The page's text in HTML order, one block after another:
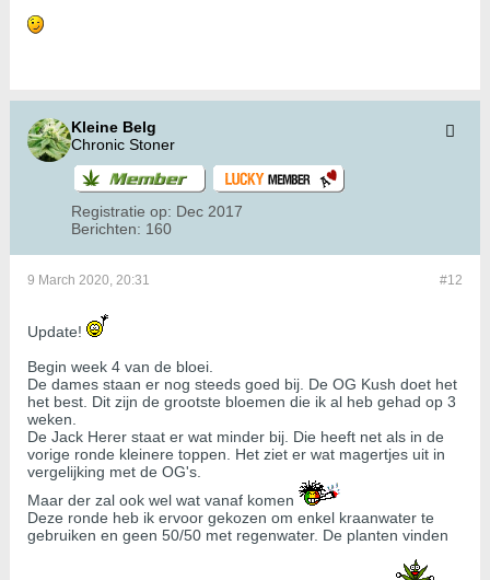
Kleine Belg
Chronic Stoner
Registratie op: Dec 2017
Berichten: 160
#12
9 March 2020, 20:31
Update!
Begin week 4 van de bloei.
De dames staan er nog steeds goed bij. De OG Kush doet het
het best. Dit zijn de grootste bloemen die ik al heb gehad op 3
weken.
De Jack Herer staat er wat minder bij. Die heeft net als in de
vorige ronde kleinere toppen. Het ziet er wat magertjes uit in
vergelijking met de OG's.
Maar der zal ook wel wat vanaf komen
Deze ronde heb ik ervoor gekozen om enkel kraanwater te
gebruiken en geen 50/50 met regenwater. De planten vinden